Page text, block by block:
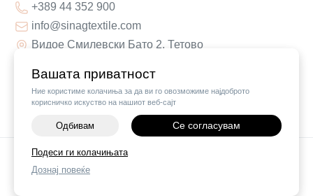
Вашата приватност
Ние користиме колачиња за да ви го овозможиме најдоброто
корисничко искуство на нашиот веб-сајт
Одбивам Се согласувам
Подеси ги колачињата
Дознај повеќе
+
+389 44 352 900
info@sinagtextile.com
Видое Смилевски Бато 2, Тетово
©2026Vendor x
Поставки за колачиња